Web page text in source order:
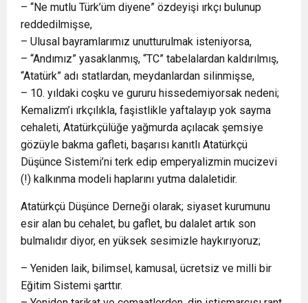
– “Ne mutlu Türk’üm diyene” özdeyişi ırkçı bulunup
reddedilmişse,
– Ulusal bayramlarımız unutturulmak isteniyorsa,
– “Andımız” yasaklanmış, “TC” tabelalardan kaldırılmış,
“Atatürk” adı statlardan, meydanlardan silinmişse,
– 10. yıldaki coşku ve gururu hissedemiyorsak nedeni;
Kemalizm’i ırkçılıkla, faşistlikle yaftalayıp yok sayma
cehaleti, Atatürkçülüğe yağmurda açılacak şemsiye
gözüyle bakma gafleti, başarısı kanıtlı Atatürkçü
Düşünce Sistemi’ni terk edip emperyalizmin mucizevi
(!) kalkınma modeli haplarını yutma dalaletidir.
Atatürkçü Düşünce Derneği olarak; siyaset kurumunu
esir alan bu cehalet, bu gaflet, bu dalalet artık son
bulmalıdır diyor, en yüksek sesimizle haykırıyoruz;
– Yeniden laik, bilimsel, kamusal, ücretsiz ve milli bir
Eğitim Sistemi şarttır.